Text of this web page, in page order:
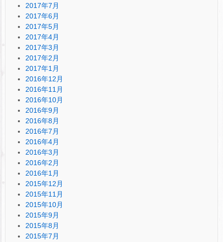
2017年7月
2017年6月
2017年5月
2017年4月
2017年3月
2017年2月
2017年1月
2016年12月
2016年11月
2016年10月
2016年9月
2016年8月
2016年7月
2016年4月
2016年3月
2016年2月
2016年1月
2015年12月
2015年11月
2015年10月
2015年9月
2015年8月
2015年7月